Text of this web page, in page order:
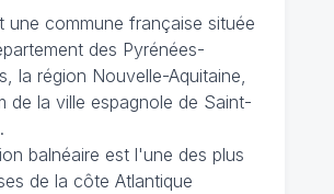
une commune française située
des Pyrénées-
la région Nouvelle-Aquitaine,
de la ville espagnole de Saint-
balnéaire est l'une des plus
de la côte Atlantique